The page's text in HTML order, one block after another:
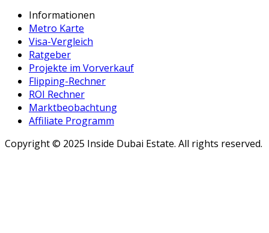
Informationen
Metro Karte
Visa-Vergleich
Ratgeber
Projekte im Vorverkauf
Flipping-Rechner
ROI Rechner
Marktbeobachtung
Affiliate Programm
Copyright © 2025 Inside Dubai Estate. All rights reserved.